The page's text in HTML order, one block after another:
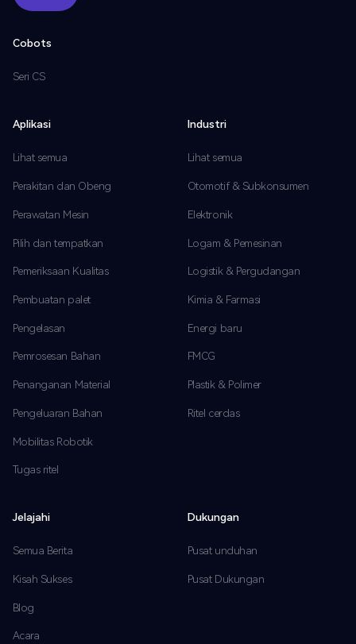
Kirim
Cobots
Seri CS
Aplikasi
Lihat semua
Perakitan dan Obeng
Perawatan Mesin
Pilih dan tempatkan
Pemeriksaan Kualitas
Pembuatan palet
Pengelasan
Pemrosesan Bahan
Penanganan Material
Pengeluaran Bahan
Mobilitas Robotik
Tugas ritel
Industri
Lihat semua
Otomotif & Subkonsumen
Elektronik
Logam & Pemesinan
Logistik & Pergudangan
Kimia & Farmasi
Energi baru
FMCG
Plastik & Polimer
Ritel cerdas
Jelajahi
Semua Berita
Kisah Sukses
Blog
Acara
Dukungan
Pusat unduhan
Pusat Dukungan